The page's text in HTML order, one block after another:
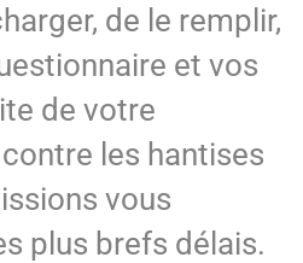
de le remplir,
et vos
de votre
les hantises
vous
plus brefs délais.